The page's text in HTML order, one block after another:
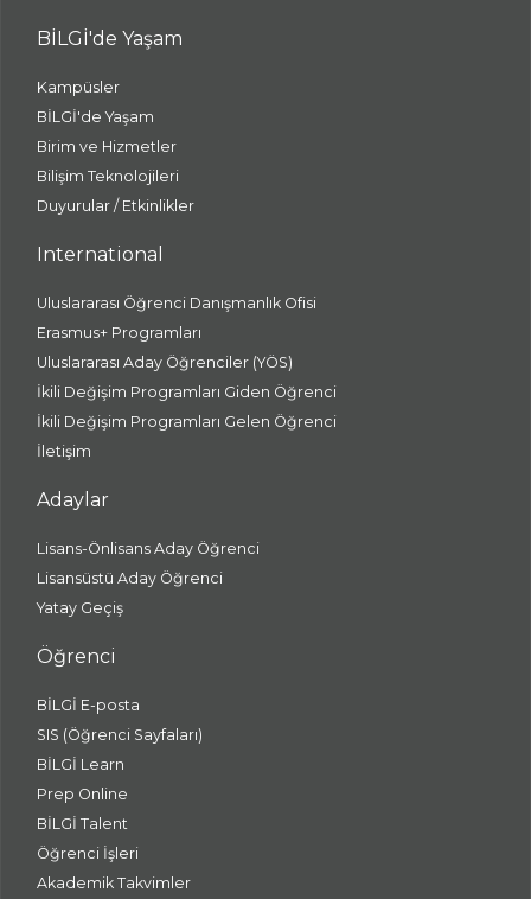
BİLGİ'de Yaşam
Kampüsler
BİLGİ'de Yaşam
Birim ve Hizmetler
Bilişim Teknolojileri
Duyurular / Etkinlikler
International
Uluslararası Öğrenci Danışmanlık Ofisi
Erasmus+ Programları
Uluslararası Aday Öğrenciler (YÖS)
İkili Değişim Programları Giden Öğrenci
İkili Değişim Programları Gelen Öğrenci
İletişim
Adaylar
Lisans-Önlisans Aday Öğrenci
Lisansüstü Aday Öğrenci
Yatay Geçiş
Öğrenci
BİLGİ E-posta
SIS (Öğrenci Sayfaları)
BİLGİ Learn
Prep Online
BİLGİ Talent
Öğrenci İşleri
Akademik Takvimler